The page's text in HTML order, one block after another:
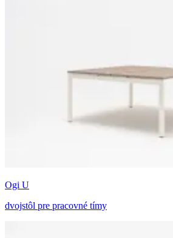
Ogi U
dvojstôl pre pracovné tímy